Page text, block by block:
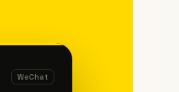
WeChat